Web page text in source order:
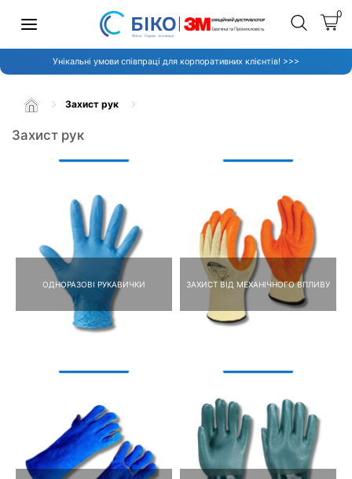
0
Унікальні умови співпраці для корпоративних клієнтів! >>>
Захист рук
Захист рук
ОДНОРАЗОВІ РУКАВИЧКИ ЗАХИСТ ВІД МЕХАНІЧНОГО ВПЛИВУ